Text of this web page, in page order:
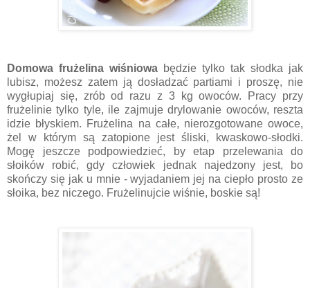
Domowa frużelina wiśniowa będzie tylko tak słodka jak
lubisz, możesz zatem ją dosładzać partiami i proszę, nie
wygłupiaj się, zrób od razu z 3 kg owoców. Pracy przy
frużelinie tylko tyle, ile zajmuje drylowanie owoców, reszta
idzie błyskiem. Frużelina na całe, nierozgotowane owoce,
żel w którym są zatopione jest śliski, kwaskowo-słodki.
Mogę jeszcze podpowiedzieć, by etap przelewania do
słoików robić, gdy człowiek jednak najedzony jest, bo
skończy się jak u mnie - wyjadaniem jej na ciepło prosto ze
słoika, bez niczego. Frużelinujcie wiśnie, boskie są!